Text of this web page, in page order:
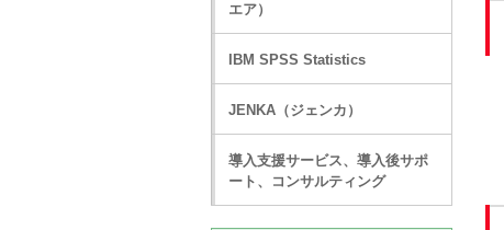
エア）
IBM SPSS Statistics
JENKA（ジェンカ）
導入支援サービス、導入後サポ
ート、コンサルティング